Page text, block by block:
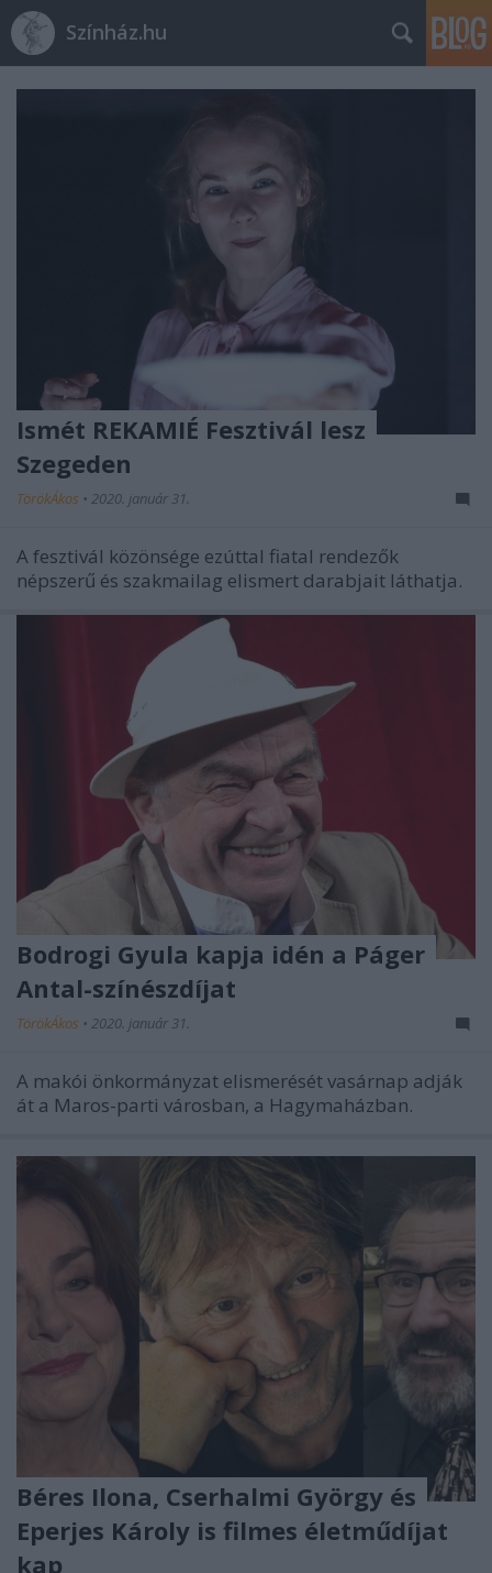
Színház.hu
Ismét REKAMIÉ Fesztivál lesz
Szegeden
TörökÁkos • 2020. január 31.
A fesztivál közönsége ezúttal fiatal rendezők
népszerű és szakmailag elismert darabjait láthatja.
Bodrogi Gyula kapja idén a Páger
Antal-színészdíjat
TörökÁkos • 2020. január 31.
A makói önkormányzat elismerését vasárnap adják
át a Maros-parti városban, a Hagymaházban.
Béres Ilona, Cserhalmi György és
Eperjes Károly is filmes életműdíjat
kap